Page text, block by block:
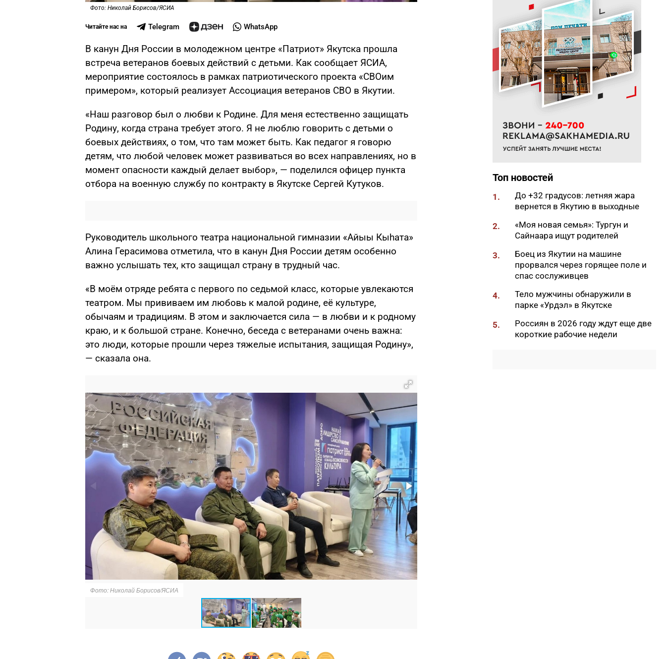
Фото: Николай Борисов/ЯСИА
Читайте нас на Telegram WhatsApp
В канун Дня России в молодежном центре «Патриот» Якутска прошла
встреча ветеранов боевых действий с детьми. Как сообщает ЯСИА,
мероприятие состоялось в рамках патриотического проекта «СВОим
примером», который реализует Ассоциация ветеранов СВО в Якутии.
«Наш разговор был о любви к Родине. Для меня естественно защищать
Родину, когда страна требует этого. Я не люблю говорить с детьми о
боевых действиях, о том, что там может быть. Как педагог я говорю
детям, что любой человек может развиваться во всех направлениях, но в
момент опасности каждый делает выбор», — поделился офицер пункта
отбора на военную службу по контракту в Якутске Сергей Кутуков.
Руководитель школьного театра национальной гимназии «Айыы Кыһата»
Алина Герасимова отметила, что в канун Дня России детям особенно
важно услышать тех, кто защищал страну в трудный час.
«В моём отряде ребята с первого по седьмой класс, которые увлекаются
театром. Мы прививаем им любовь к малой родине, её культуре,
обычаям и традициям. В этом и заключается сила — в любви и к родному
краю, и к большой стране. Конечно, беседа с ветеранами очень важна:
это люди, которые прошли через тяжелые испытания, защищая Родину»,
— сказала она.
Фото: Николай Борисов/ЯСИА
астероид
14:41
В трех районах Якутии
прогнозируют сильные дожди
13:32
В Якутии за сутки потушили
десять лесных пожаров
12:52
Гороскоп на неделю с 10 по 16
августа 2026 года
якутян с Всероссийским днем
физкультурника
11:50
Образование сквозь года: как
полпути
11:35
Российские школьники будут
учиться по новой программе
11:15
Автодорогу «Анабар» в Якутии
перекрыли из-за лесного
пожара
10:56
Новая платформа ЕР поможет
ветеранам СВО найти работу
10:22
В Усть-Майском районе
ликвидировали лесной пожар
на 13 гектарах
10:01
Якутяне рассказали, что
считают главным подарком в
Топ новостей
1.
До +32 градусов: летняя жара
вернется в Якутию в выходные
2.
«Моя новая семья»: Тургун и
Сайнаара ищут родителей
3.
Боец из Якутии на машине
прорвался через горящее поле и
спас сослуживцев
4.
Тело мужчины обнаружили в
парке «Урдэл» в Якутске
5.
Россиян в 2026 году ждут еще две
короткие рабочие недели